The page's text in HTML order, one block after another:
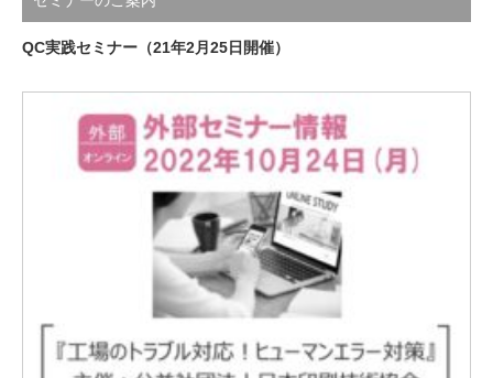
QC実践セミナー（21年2月25日開催）